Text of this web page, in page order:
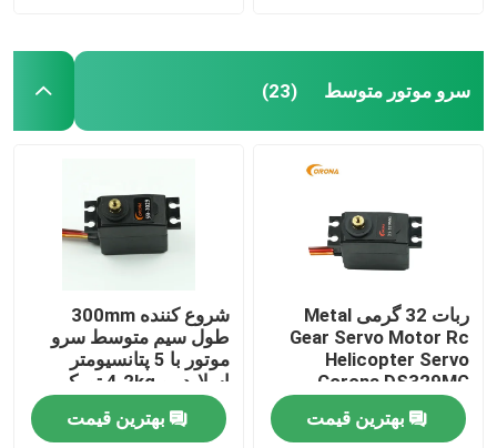
با ما تماس بگیرید
درخواست نقل قول
سرو موتور RC
مینی سرو موتور
سروو موتور استاندارد
سرو موتور متوسط (23)
ربات 32 گرمی Metal
Gear Servo Motor Rc
Helicopter Servo
Corona DS329MG
بهترین قیمت
شروع کننده 300mm
طول سیم متوسط سرو
موتور با 5 پتانسیومتر
اسلایدر و 4.2kg تورک
استال
بهترین قیمت